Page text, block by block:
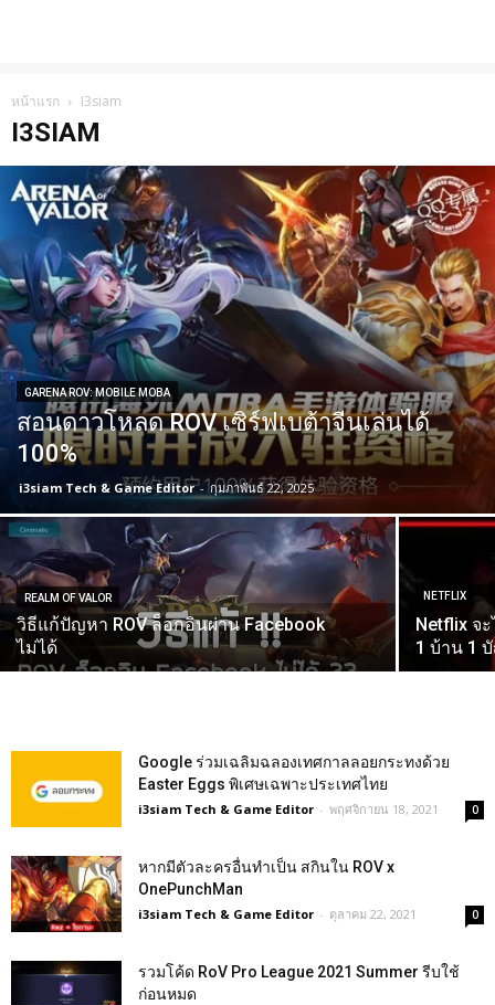
หน้าแรก I3siam
I3SIAM
GARENA ROV: MOBILE MOBA
สอนดาวโหลด ROV เซิร์ฟเบต้าจีนเล่นได้
100%
i3siam Tech & Game Editor - กุมภาพันธ์ 22, 2025
REALM OF VALOR
วิธีแก้ปัญหา ROV ล็อกอินผ่าน Facebook
ไม่ได้
NETFLIX
Netflix จ
1 บ้าน 1
Google ร่วมเฉลิมฉลองเทศกาลลอยกระทงด้วย
Easter Eggs พิเศษเฉพาะประเทศไทย
i3siam Tech & Game Editor - พฤศจิกายน 18, 2021 0
หากมีตัวละครอื่นทำเป็น สกินใน ROV x
OnePunchMan
i3siam Tech & Game Editor - ตุลาคม 22, 2021 0
รวมโค้ด RoV Pro League 2021 Summer รีบใช้
ก่อนหมด